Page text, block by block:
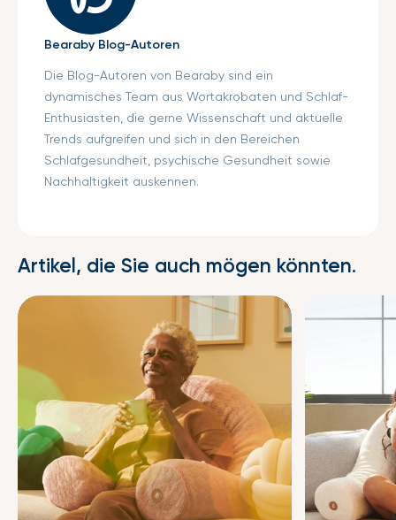
Bearaby Blog-Autoren
Die Blog-Autoren von Bearaby sind ein
dynamisches Team aus Wortakrobaten und Schlaf-
Enthusiasten, die gerne Wissenschaft und aktuelle
Trends aufgreifen und sich in den Bereichen
Schlafgesundheit, psychische Gesundheit sowie
Nachhaltigkeit auskennen.
Artikel, die Sie auch mögen könnten.